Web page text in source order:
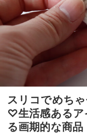
スリコでめち
♡生活感あるア
る画期的な商品